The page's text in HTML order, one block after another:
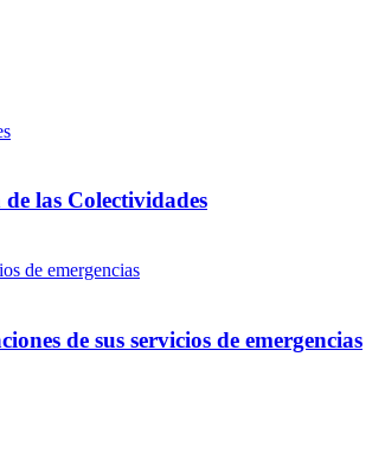
las Colectividades
de sus servicios de emergencias